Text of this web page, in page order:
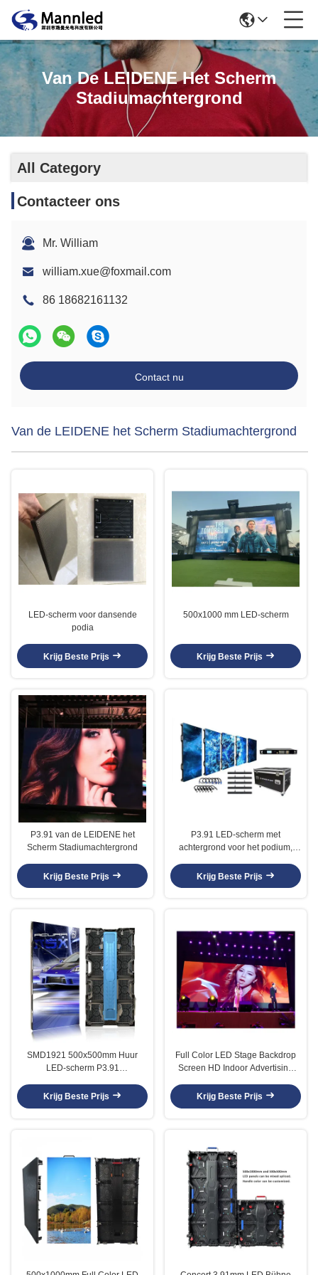
Van De LEIDENE Het Scherm
Stadiumachtergrond
All Category
Contacteer ons
Mr. William
william.xue@foxmail.com
86 18682161132
Contact nu
Van de LEIDENE het Scherm Stadiumachtergrond
LED-scherm voor dansende
podia
Krijg Beste Prijs
500x1000 mm LED-scherm
Krijg Beste Prijs
P3.91 van de LEIDENE het
Scherm Stadiumachtergrond
Krijg Beste Prijs
P3.91 LED-scherm met
achtergrond voor het podium,
Krijg Beste Prijs
SMD1921 500x500mm Huur
LED-scherm P3.91
Krijg Beste Prijs
Full Color LED Stage Backdrop
Screen HD Indoor Advertising
Krijg Beste Prijs